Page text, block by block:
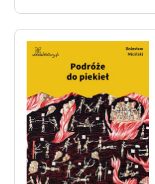
O projekcie
Zasady wykorzystania
Wolnych Lektur
Logotypy